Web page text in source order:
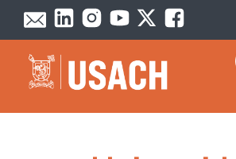
Passar para o conteúdo principal